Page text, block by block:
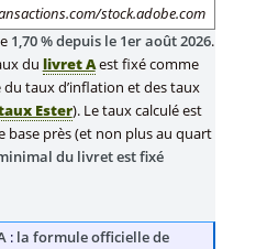
stock.adobe.com
1,70 % depuis le 1er août 2026.
du livret Aest fixé comme
taux d’inflation et des taux
Ester). Le taux calculé est
près (et non plus au quart
du livret est fixé
:la formule officielle de